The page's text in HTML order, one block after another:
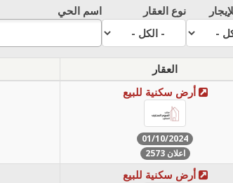
نوع العقار اسم الحي
العقار
أرض سكنية للبيع
01/10/2024
اعلان 2573
أرض سكنية للبيع